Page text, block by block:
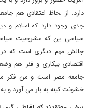
دارد. از لحاظ اعتقادی هم
جدی وجود دارد که اسلام و
سیاسی این که مشروعیت
چالش مهم دیگری است که در
اقتصادی بیکاری و فقر هم
جامعه مصر است و من فکر
خشونت کینه به بار می آورد و